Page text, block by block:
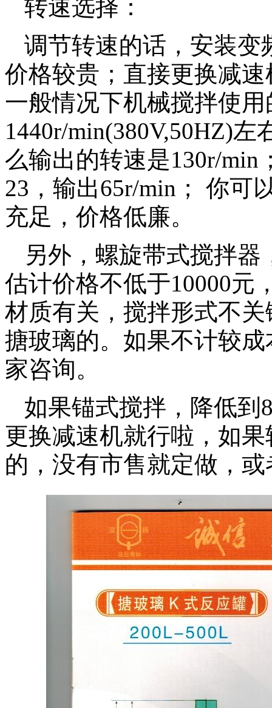
转速选择：
调节转速的话，安装变
价格较贵；直接更换减
一般情况下机械搅拌使
1440r/min(380V,50HZ)
么输出的转速是130r/min
23，输出65r/min； 你可
充足，价格低廉。
另外，螺旋带式搅拌器
估计价格不低于10000元
材质有关，搅拌形式不
搪玻璃的。如果不计较
家咨询。
如果锚式搅拌，降低到
更换减速机就行啦，如
的，没有市售就定做，